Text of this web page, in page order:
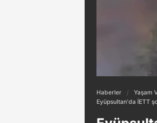
Haberler
Yaşam
Eyüpsultan'da İETT